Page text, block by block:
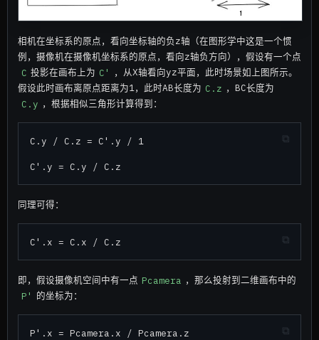
相机在坐标系的原点，看向坐标轴的负z轴（在图形学中这是一个惯
例，摄像机在摄像机坐标系的原点，看向z轴负方向），假设有一个点
C 投影在画布上为 C'
，从X轴看向yz平面，此时场景如上图所示。
假设此时画布离原点距离为1，此时AB长度为 C.z ，BC长度为
C.y ，根据相似三角形计算得到：
C.y / C.z = C'.y / 1
同理可得：
即，假设摄像机空间中有一点 Pcamera ，那么投射到二维画布中的
P'
的坐标为：
P'.x = Pcamera.x / Pcamera.z